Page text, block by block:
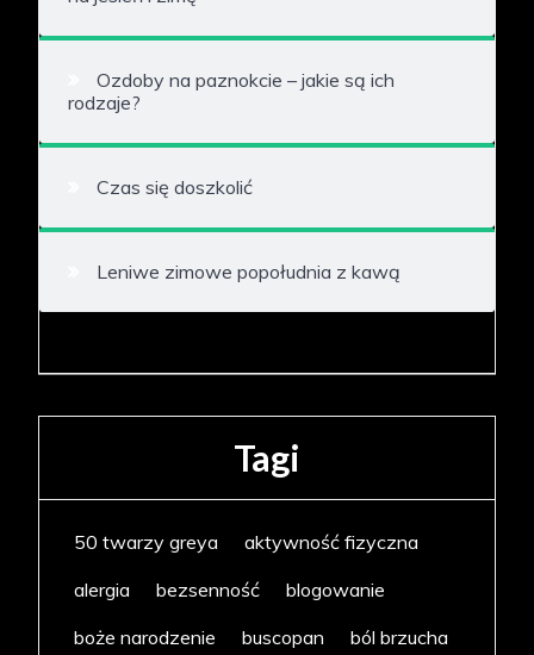
Ozdoby na paznokcie – jakie są ich
rodzaje?
Czas się doszkolić
Leniwe zimowe popołudnia z kawą
Tagi
50 twarzy greya
aktywność fizyczna
alergia
bezsenność
blogowanie
boże narodzenie
buscopan
ból brzucha